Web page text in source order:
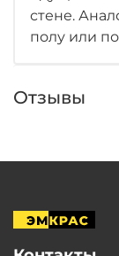
стене.
полу или
Отзывы